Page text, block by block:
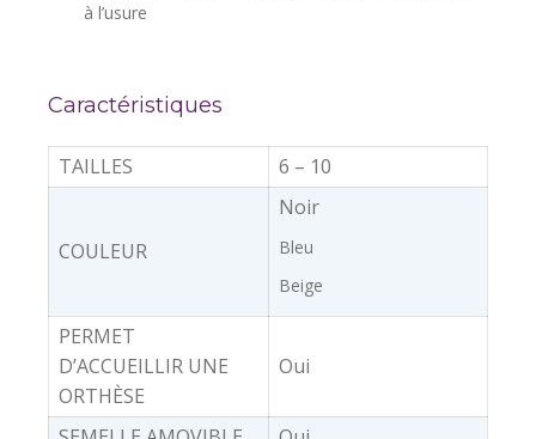
à l’usure
Caractéristiques
TAILLES 6 – 10
COULEUR
Noir
Bleu
Beige
PERMET
D’ACCUEILLIR UNE
ORTHÈSE
Oui